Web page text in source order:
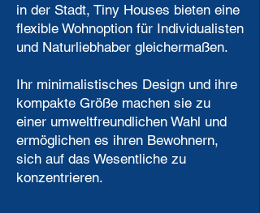
in der Stadt, Tiny Houses bieten eine
flexible Wohnoption für Individualisten
und Naturliebhaber gleichermaßen.
Ihr minimalistisches Design und ihre
kompakte Größe machen sie zu
einer umweltfreundlichen Wahl und
ermöglichen es ihren Bewohnern,
sich auf das Wesentliche zu
konzentrieren.